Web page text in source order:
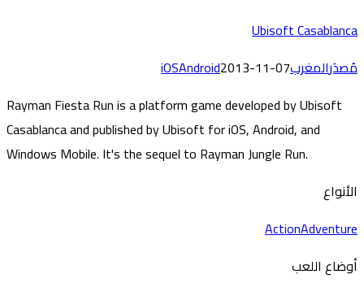
Ubisoft
المغرب iOSAndroid2013-11-07
Rayman Fiesta Run is a platform game developed by Ubisoft
Casablanca and published by Ubisoft for iOS, Android, and
Windows Mobile. It's the sequel to Rayman Jungle Run.
Action
اللعب